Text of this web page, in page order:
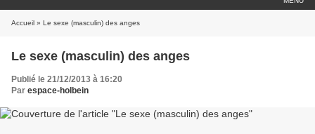
Accueil » Le sexe (masculin) des anges
Le sexe (masculin) des anges
Publié le 21/12/2013 à 16:20
Par espace-holbein